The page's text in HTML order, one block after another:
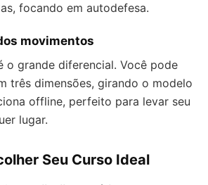
focando em autodefesa.
movimentos
o grande diferencial. Você pode
três dimensões, girando o modelo
offline, perfeito para levar seu
lugar.
Seu Curso Ideal